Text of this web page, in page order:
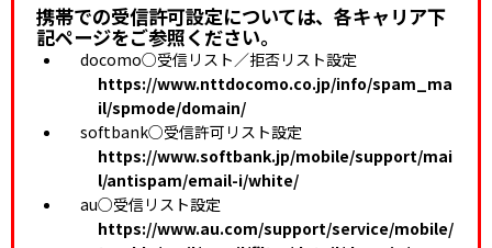
携帯での受信許可設定については、各キャリア下
記ページをご参照ください。
docomo○受信リスト／拒否リスト設定
https://www.nttdocomo.co.jp/info/spam_ma
il/spmode/domain/
softbank○受信許可リスト設定
https://www.softbank.jp/mobile/support/mai
l/antispam/email-i/white/
au○受信リスト設定
https://www.au.com/support/service/mobile/